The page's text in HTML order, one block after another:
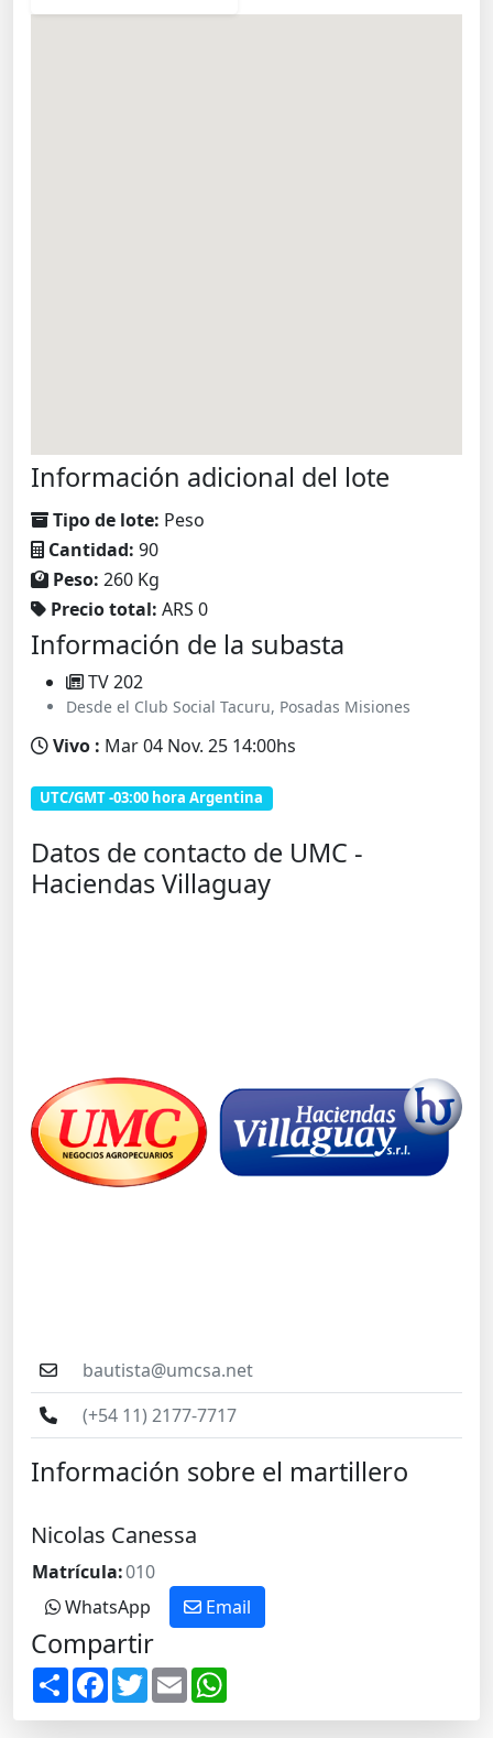
Información adicional del lote
Tipo de lote: Peso
Cantidad: 90
Peso: 260 Kg
Precio total: ARS 0
Información de la subasta
TV 202
Desde el Club Social Tacuru, Posadas Misiones
Vivo : Mar 04 Nov. 25 14:00hs
UTC/GMT -03:00 hora Argentina
Datos de contacto de UMC -
Haciendas Villaguay
bautista@umcsa.net
(+54 11) 2177-7717
Información sobre el martillero
Nicolas Canessa
Matrícula:010
WhatsApp
Email
Compartir
S
h
F
a
T
w
E
m